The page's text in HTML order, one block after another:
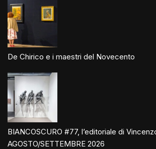
De Chirico e i maestri del Novecento
BIANCOSCURO #77, l’editoriale di
AGOSTO/SETTEMBRE 2026